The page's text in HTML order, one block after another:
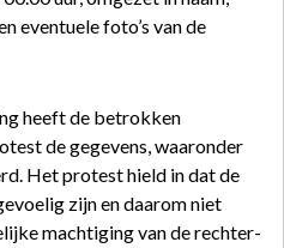
eventuele foto’s van de
heeft de betrokken
de gegevens, waaronder
Het protest hield in dat de
zijn en daarom niet
machtiging van de rechter-